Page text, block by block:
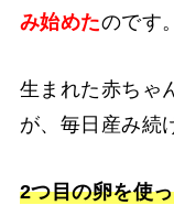
み始めたのです。
生まれた赤ちゃ
が、毎日産み続
2つ目の卵を使